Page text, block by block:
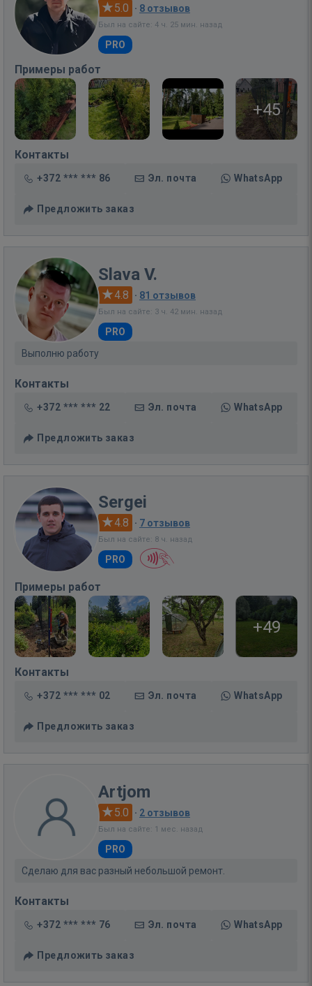
5.0 · 8 отзывов
Был на сайте: 4 ч. 25 мин. назад
PRO
Примеры работ
+45
Контакты
+372 *** *** 86 Эл. почта WhatsApp
Предложить заказ
Slava V.
4.8 · 81 отзывов
Был на сайте: 3 ч. 42 мин. назад
PRO
Выполню работу
Контакты
+372 *** *** 22 Эл. почта WhatsApp
Предложить заказ
Sergei
4.8 · 7 отзывов
Был на сайте: 8 ч. назад
PRO
Примеры работ
+49
Контакты
+372 *** *** 02 Эл. почта WhatsApp
Предложить заказ
Artjom
5.0 · 2 отзывов
Был на сайте: 1 мес. назад
PRO
Сделаю для вас разный небольшой ремонт.
Контакты
+372 *** *** 76 Эл. почта WhatsApp
Предложить заказ